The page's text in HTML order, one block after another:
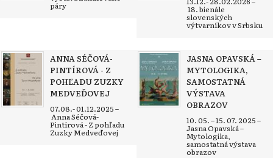
páry 18. bienále
slovenských
výtvarníkov v Srbsku
ANNA SÉČOVÁ-
PINTÍROVÁ - Z
POHĽADU ZUZKY
MEDVEĎOVEJ
07.08.- 01.12.2025 –
Anna Séčová-
Pintírová - Z pohľadu
Zuzky Medveďovej
JASNA OPAVSKÁ –
MYTOLOGIKA,
SAMOSTATNÁ
VÝSTAVA
OBRAZOV
10. 05. – 15. 07. 2025 –
Jasna Opavská –
Mytologika,
samostatná výstava
obrazov